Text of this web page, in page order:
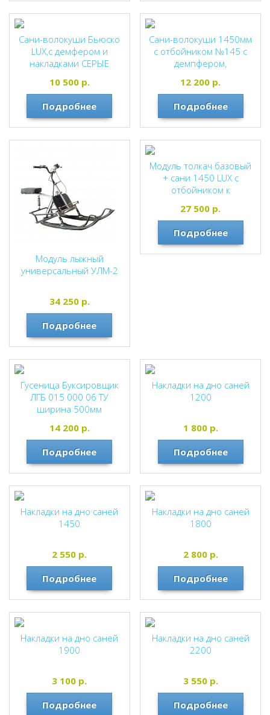
Сани-волокуши Бьюско
LUX,с демфером и
накладками СЕРЫЕ
10 500р.
Подробнее
Сани-волокуши 1450мм
с отбойником №145 с
демпфером,
СИНИЕ
12 200 р.
Подробнее
Модуль лыжный
универсальный УЛМ-2
34 250р.
Подробнее
Модуль толкач базовый
+ сани 1450 LUX с
отбойником к
27 500 р.
Подробнее
Гусеница Буксировщик
ЛГБ 015 000 06 ТУ
ширина 500мм
14 200р.
Подробнее
Накладки на дно саней
1200
1 800р.
Подробнее
Накладки на дно саней
1450
2 550 р.
Подробнее
Накладки на дно саней
1800
2 800р.
Подробнее
Накладки на дно саней
1900
3 100 р.
Подробнее
Накладки на дно саней
2200
3 550р.
Подробнее